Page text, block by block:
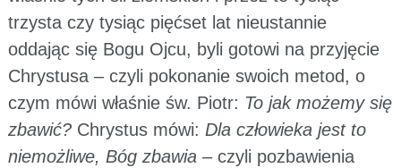
trzysta czy tysiąc pięćset lat nieustannie
oddając się Bogu Ojcu, byli gotowi na przyjęcie
Chrystusa – czyli pokonanie swoich metod, o
czym mówi właśnie św. Piotr: To jak możemy się
zbawić?Chrystus mówi: Dla człowieka jest to
niemożliwe, Bóg zbawia– czyli pozbawienia